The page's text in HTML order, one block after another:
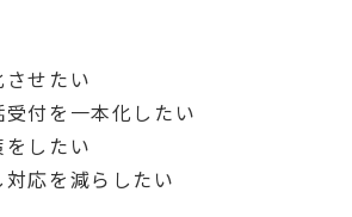
せたい
付を一本化したい
したい
応を減らしたい